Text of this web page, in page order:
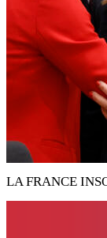
LA FRANCE